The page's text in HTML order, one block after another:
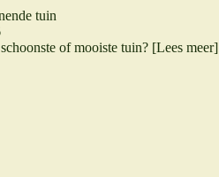
tuin
of mooiste tuin? [Lees meer]